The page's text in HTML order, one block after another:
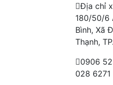
Địa chỉ
180/50/6
Bình, Xã
Thạnh,
0906
028